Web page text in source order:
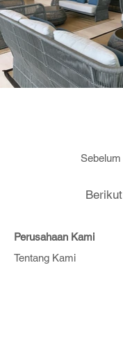
Sebelum
Berikut
Perusahaan Kami
Tentang Kami